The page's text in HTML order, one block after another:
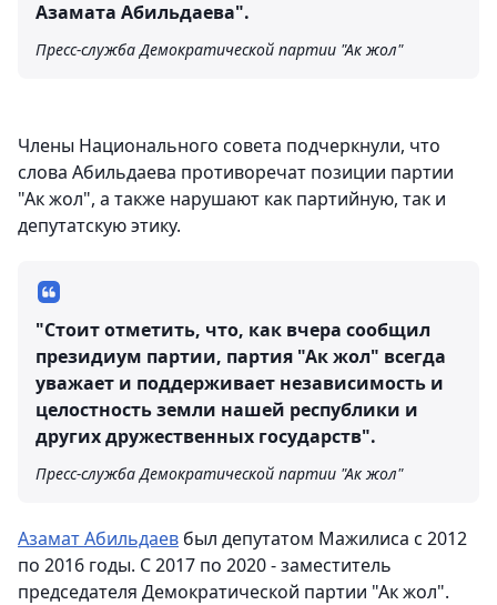
Азамата Абильдаева".
Пресс-служба Демократической партии "Ак жол"
Члены Национального совета подчеркнули, что
слова Абильдаева противоречат позиции партии
"Ак жол", а также нарушают как партийную, так и
депутатскую этику.
"Стоит отметить, что, как вчера сообщил
президиум партии, партия "Ак жол" всегда
уважает и поддерживает независимость и
целостность земли нашей республики и
других дружественных государств".
Пресс-служба Демократической партии "Ак жол"
Азамат Абильдаев был депутатом Мажилиса с 2012
по 2016 годы. С 2017 по 2020 - заместитель
председателя Демократической партии "Ак жол".